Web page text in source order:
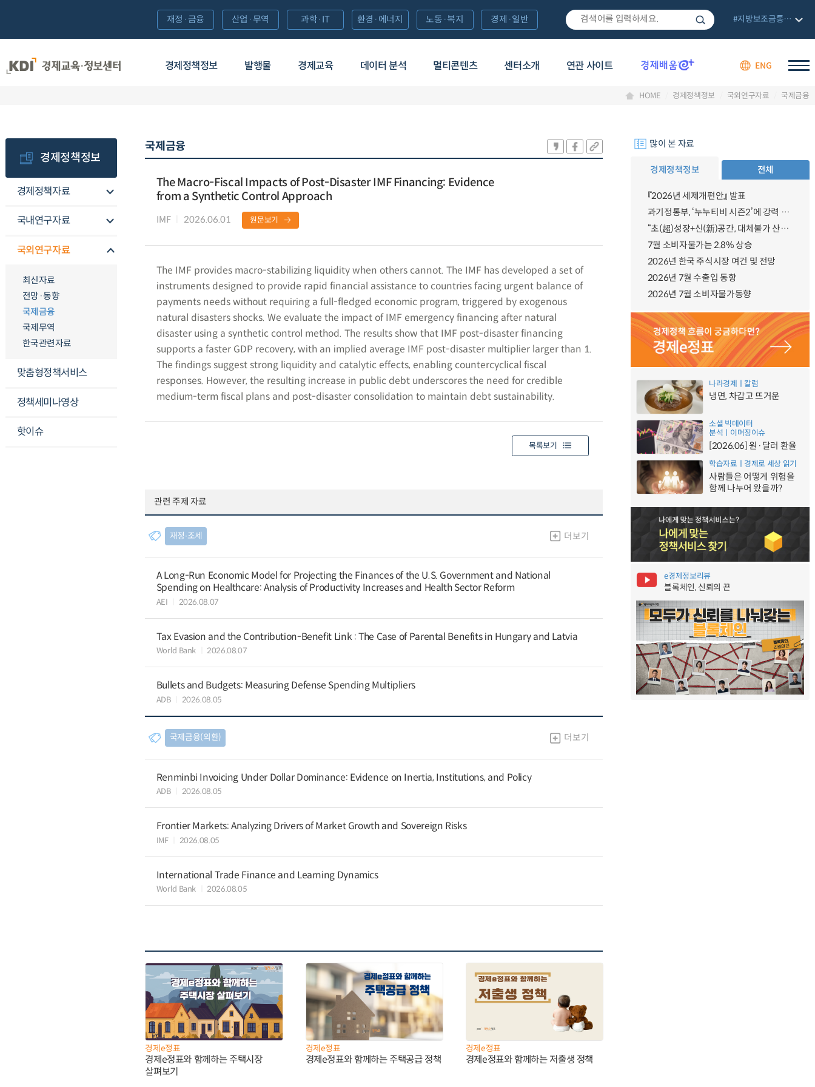
경제정책정보 발행물 경제교육 데이터 분석 멀티콘텐츠 센터소개 연관 사이트 ENG
재정·금융 산업·무역 과학·IT 환경·에너지 노동·복지 경제·일반 #지방보조금통합관리망
HOME 경제정책정보 국외연구자료 국제금융
경제정책정보
경제정책자료
국내연구자료
국외연구자료
최신자료
전망·동향
국제금융
국제무역
한국관련자료
맞춤형정책서비스
정책세미나영상
핫이슈
국제금융
The Macro-Fiscal Impacts of Post-Disaster IMF Financing: Evidence
from a Synthetic Control Approach
IMF 2026.06.01 원문보기
The IMF provides macro-stabilizing liquidity when others cannot. The IMF has developed a set of
instruments designed to provide rapid financial assistance to countries facing urgent balance of
payments needs without requiring a full-fledged economic program, triggered by exogenous
natural disasters shocks. We evaluate the impact of IMF emergency financing after natural
disaster using a synthetic control method. The results show that IMF post-disaster financing
supports a faster GDP recovery, with an implied average IMF post-disaster multiplier larger than 1.
The findings suggest strong liquidity and catalytic effects, enabling countercyclical fiscal
responses. However, the resulting increase in public debt underscores the need for credible
medium-term fiscal plans and post-disaster consolidation to maintain debt sustainability.
목록보기
관련 주제 자료
재정∙조세 더보기
A Long-Run Economic Model for Projecting the Finances of the U.S. Government and National
Spending on Healthcare: Analysis of Productivity Increases and Health Sector Reform
AEI 2026.08.07
Tax Evasion and the Contribution-Benefit Link : The Case of Parental Benefits in Hungary and Latvia
World Bank 2026.08.07
Bullets and Budgets: Measuring Defense Spending Multipliers
ADB 2026.08.05
국제금융(외환) 더보기
Renminbi Invoicing Under Dollar Dominance: Evidence on Inertia, Institutions, and Policy
ADB 2026.08.05
Frontier Markets: Analyzing Drivers of Market Growth and Sovereign Risks
IMF 2026.08.05
International Trade Finance and Learning Dynamics
World Bank 2026.08.05
경제e정표
경제e정표와 함께하는 주택시장
살펴보기
경제e정표
경제e정표와 함께하는 주택공급 정책
경제e정표
경제e정표와 함께하는 저출생 정책
많이 본 자료
경제정책정보 전체
『2026년 세제개편안』 발표
과기정통부, ‘누누티비 시즌2’에 강력 대응 의지 밝혀
“초(超)성장+신(新)공간, 대체불가 산업강국”
7월 소비자물가는 2.8% 상승
2026년 한국 주식시장 여건 및 전망
2026년 7월 수출입 동향
2026년 7월 소비자물가동향
나라경제ㅣ칼럼
냉면, 차갑고 뜨거운
소셜 빅데이터
분석ㅣ이머징이슈
[2026.06] 원·달러 환율
학습자료ㅣ경제로 세상 읽기
사람들은 어떻게 위험을
함께 나누어 왔을까?
e경제정보리뷰
블록체인, 신뢰의 끈